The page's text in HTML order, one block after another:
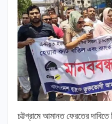
চট্টগ্রামে আমানত ফেরতের দাবিতে